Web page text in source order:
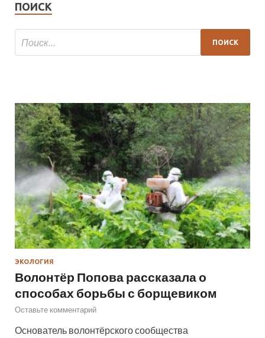
ПОИСК
ЭКОЛОГИЯ
Волонтёр Попова рассказала о
способах борьбы с борщевиком
Оставьте комментарий
Основатель волонтёрского сообщества